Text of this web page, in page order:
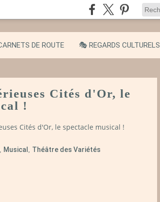
DE ROUTE 🎭 REGARDS CULTURELS
Cités d'Or, le
!
Cités d'Or, le spectacle musical !
Musical Théâtre des Variétés